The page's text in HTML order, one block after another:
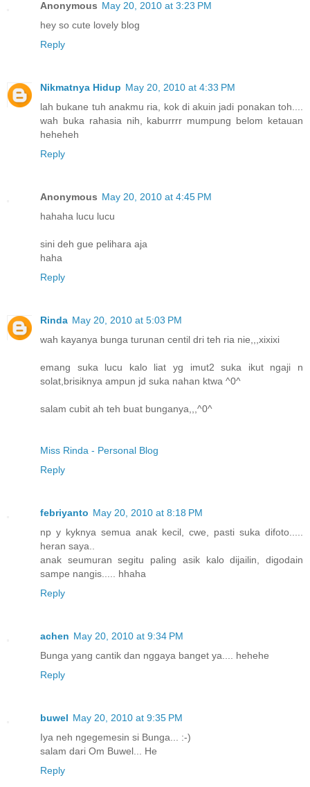
Anonymous May 20, 2010 at 3:23 PM
hey so cute lovely blog
Reply
Nikmatnya Hidup May 20, 2010 at 4:33 PM
lah bukane tuh anakmu ria, kok di akuin jadi ponakan toh....
wah buka rahasia nih, kaburrrr mumpung belom ketauan
heheheh
Reply
Anonymous May 20, 2010 at 4:45 PM
hahaha lucu lucu
sini deh gue pelihara aja
haha
Reply
Rinda May 20, 2010 at 5:03 PM
wah kayanya bunga turunan centil dri teh ria nie,,,xixixi
emang suka lucu kalo liat yg imut2 suka ikut ngaji n
solat,brisiknya ampun jd suka nahan ktwa ^0^
salam cubit ah teh buat bunganya,,,^0^
Miss Rinda - Personal Blog
Reply
febriyanto May 20, 2010 at 8:18 PM
np y kyknya semua anak kecil, cwe, pasti suka difoto.....
heran saya..
anak seumuran segitu paling asik kalo dijailin, digodain
sampe nangis..... hhaha
Reply
achen May 20, 2010 at 9:34 PM
Bunga yang cantik dan nggaya banget ya.... hehehe
Reply
buwel May 20, 2010 at 9:35 PM
Iya neh ngegemesin si Bunga... :-)
salam dari Om Buwel... He
Reply